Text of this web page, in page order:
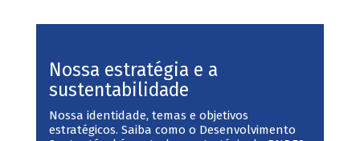
Nossa estratégia e a
sustentabilidade
Nossa identidade, temas e objetivos
estratégicos. Saiba como o Desenvolvimento